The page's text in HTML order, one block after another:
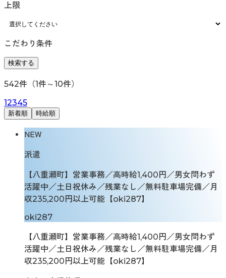
上限
こだわり条件
検索する
542件（1件～10件）
12345
新着順 時給順
NEW
派遣
【八重瀬町】営業事務／高時給1,400円／男女問わず
活躍中／土日祝休み／残業なし／無料駐車場完備／月
収235,200円以上可能【oki287】
oki287
【八重瀬町】営業事務／高時給1,400円／男女問わず
活躍中／土日祝休み／残業なし／無料駐車場完備／月
収235,200円以上可能【oki287】